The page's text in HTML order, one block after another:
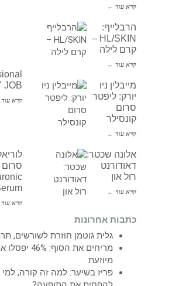
קרא עוד ←
JOB
קרא
הרבלייף:
HL/SKIN –
קרם לילה
קרא עוד ←
מייבלין ניו
יורק: ליפטר
סרום
קונסילר
קרא עוד ←
סרום
קרא
אלונה שכטר:
דאודורנט
רול און
קרא עוד ←
כתבות אחרונות
גלית גוטמן חוזרת לשורשים,
מריחים את
מיוזעת
פריז בשיער: למה זה קורה,